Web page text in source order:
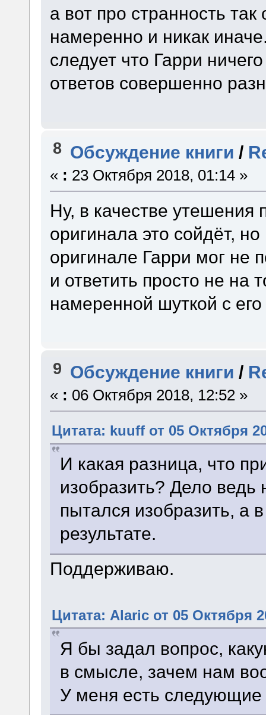
а вот про странность
намеренно и никак
следует что Гарри
ответов совершенно
8 Обсуждение книги /
« : 23 Октября 2018, 01:14 »
Ну, в качестве утешения
оригинала это сойдёт,
оригинале Гарри мог не
и ответить просто не на
намеренной шуткой с
9 Обсуждение книги /
« : 06 Октября 2018, 12:52 »
Цитата: kuuff от 05 Октября
И какая разница, что
изобразить? Дело
пытался изобразить, а
результате.
Поддерживаю.
Цитата: Alaric от 05 Октября
Я бы задал вопрос,
в смысле, зачем нам
У меня есть